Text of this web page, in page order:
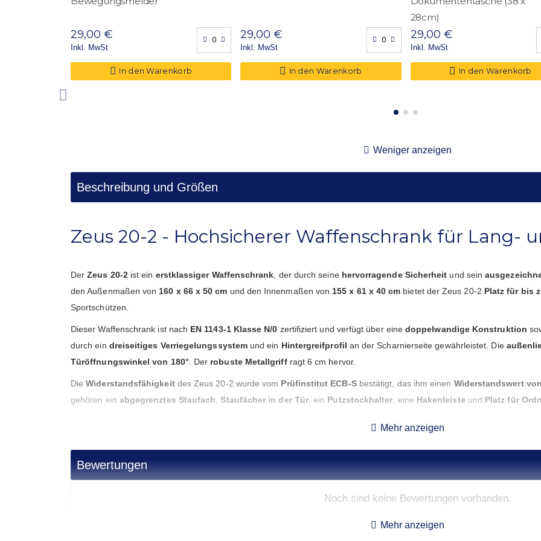
155 cm (unter Berücksichtigung entnommener Fachböden. Verstellbare
werden)
Zulässigkeit unbegrenzt Langwaffen, unbegrenzt Munition, bis 10 Kurzwaffen
abgegrenztes Staufach, Staufächer in der Tür, Putzstockhalter, Hakenleiste,
29,00 €
Inkl. MwSt
In den Warenkorb
29,00 €
Inkl. MwSt
In den Warenkorb
28cm)
29,00 €
Inkl. MwSt
In den Warenkorb
Weniger anzeigen
Beschreibung und Größen
Zeus 20-2 - Hochsicherer Waffenschrank für Lang-
DerZeus 20-2ist ein erstklassiger Waffenschrank , der durch seine hervorragende Sicherheit und sein
den Außenmaßen von 160 x 66 x 50 cm und den Innenmaßen von 155 x 61 x 40 cm bietet der Zeus 20-2 Platz für bis
Sportschützen.
Dieser Waffenschrank ist nach EN 1143-1 Klasse N/0 zertifiziert und verfügt über einedoppelwandige Konstruktion
durch ein dreiseitiges Verriegelungssystemund ein Hintergreifprofil an der Scharnierseite gewährleistet. Die
Türöffnungswinkel von 180° . Der robuste Metallgriffragt 6 cm hervor.
DieWiderstandsfähigkeitdes Zeus 20-2 wurde vom Prüfinstitut ECB-Sbestätigt, das ihm einen Widerstandswert
gehören ein abgegrenztes Staufach ,Staufächer in der Tür, ein Putzstockhalter , eine Hakenleiste und Platz für
gelagert werden.
Mehr anzeigen
Bewertungen
Noch sind keine Bewertungen vorhanden.
Mehr anzeigen